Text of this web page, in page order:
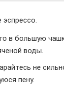
эспрессо.
в большую
воды.
не
пену.